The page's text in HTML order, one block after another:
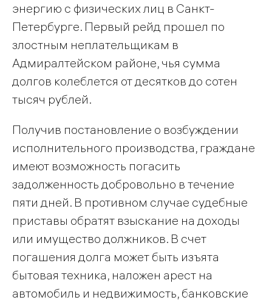
энергию с физических лиц в Санкт-
Петербурге. Первый рейд прошел по
злостным неплательщикам в
Адмиралтейском районе, чья сумма
долгов колеблется от десятков до сотен
тысяч рублей.
Получив постановление о возбуждении
исполнительного производства, граждане
имеют возможность погасить
задолженность добровольно в течение
пяти дней. В противном случае судебные
приставы обратят взыскание на доходы
или имущество должников. В счет
погашения долга может быть изъята
бытовая техника, наложен арест на
автомобиль и недвижимость, банковские